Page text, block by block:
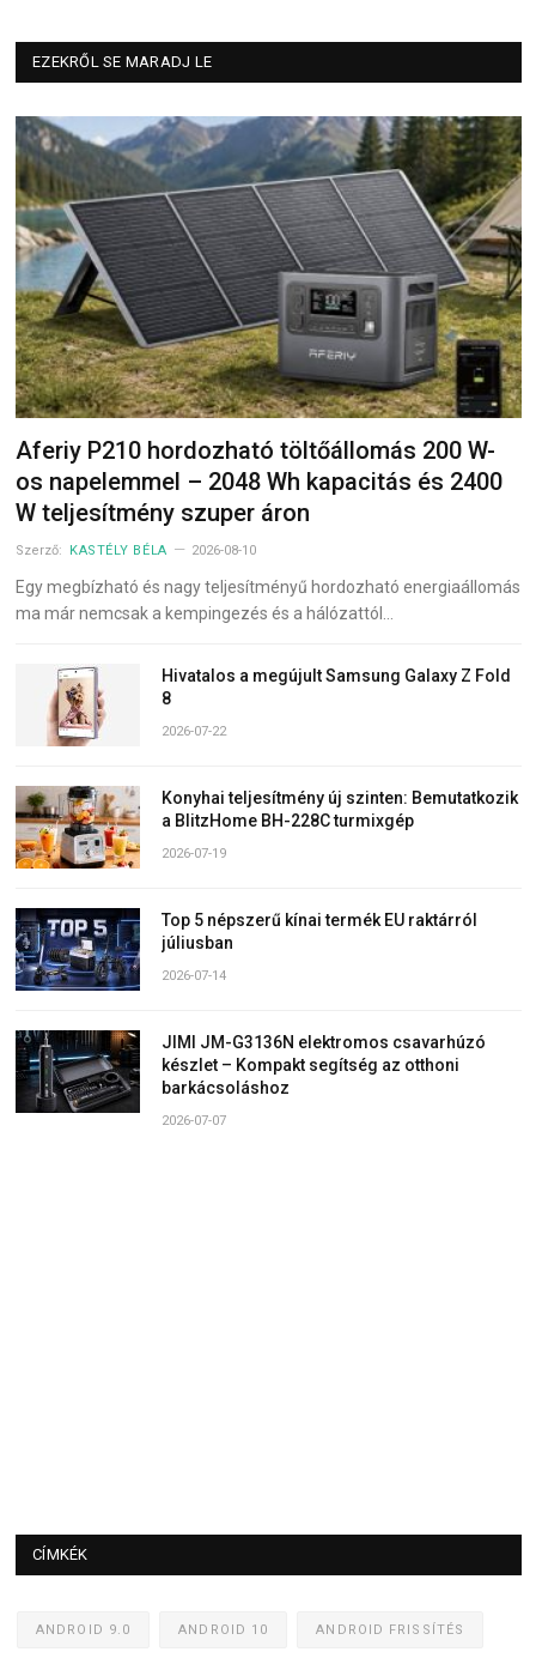
EZEKRŐL SE MARADJ LE
Aferiy P210 hordozható töltőállomás 200 W-
os napelemmel – 2048 Wh kapacitás és 2400
W teljesítmény szuper áron
Szerző: KASTÉLY BÉLA 2026-08-10
Egy megbízható és nagy teljesítményű hordozható energiaállomás
ma már nemcsak a kempingezés és a hálózattól…
Hivatalos a megújult Samsung Galaxy Z Fold
8
2026-07-22
Konyhai teljesítmény új szinten: Bemutatkozik
a BlitzHome BH-228C turmixgép
2026-07-19
Top 5 népszerű kínai termék EU raktárról
júliusban
2026-07-14
JIMI JM-G3136N elektromos csavarhúzó
készlet – Kompakt segítség az otthoni
barkácsoláshoz
2026-07-07
CÍMKÉK
ANDROID 9.0 ANDROID 10 ANDROID FRISSÍTÉS